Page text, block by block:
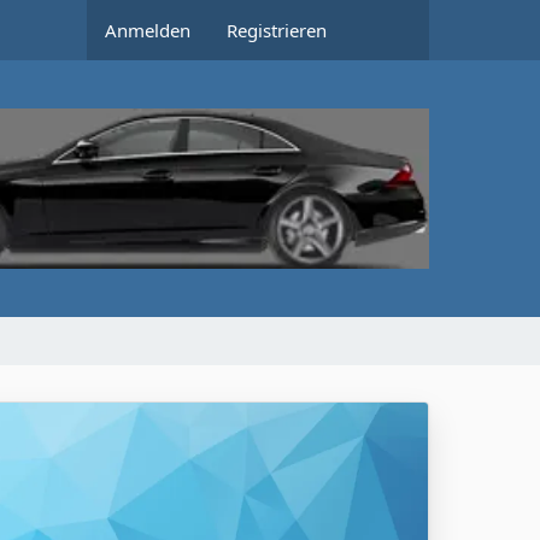
Anmelden Registrieren